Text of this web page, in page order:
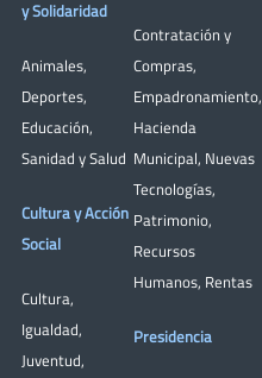
y Solidaridad
Animales,
Deportes,
Educación,
Sanidad y Salud
Cultura y Acción
Social
Cultura,
Igualdad,
Juventud,
Contratación y
Compras,
Empadronamiento,
Hacienda
Municipal, Nuevas
Tecnologías,
Patrimonio,
Recursos
Humanos, Rentas
Presidencia